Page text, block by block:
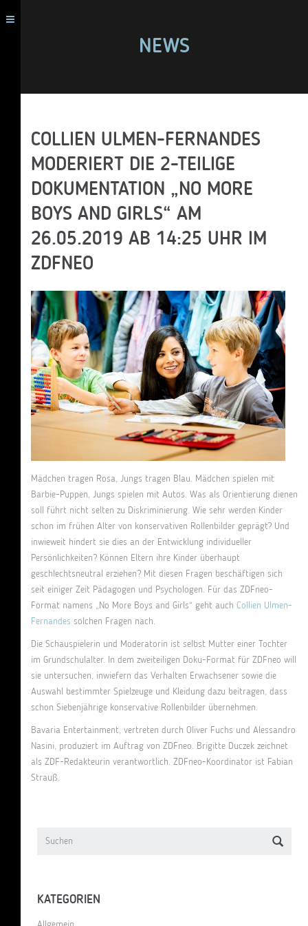
NEWS
COLLIEN ULMEN-FERNANDES
MODERIERT DIE 2-TEILIGE
DOKUMENTATION „NO MORE
BOYS AND GIRLS“ AM
26.05.2019 AB 14:25 UHR IM
ZDFNEO
Mädchen tragen Rosa, Jungs tragen Blau. Mädchen spielen mit
Barbie-Puppen, Jungs spielen mit Autos. Was als Orientierung dienen
soll führt nicht selten zu Diskriminierung. Wie sehr werden Kinder
schon im frühen Alter von konservativen Rollenbilder geprägt? Und
inwieweit hindert sie dies an der Entwicklung individueller
Persönlichkeiten? Können Eltern ihre Kinder überhaupt
geschlechtsneutral erziehen? Mit diesen Fragen beschäftigen sich
seit einiger Zeit Pädagogen und Psychologen. Für das ZDFneo-
Format namens „No More Boys and Girls“ geht auch Collien Ulmen-
Fernandes solchen Fragen nach.
Die Schauspielerin und Moderatorin ist selbst Mutter einer Tochter
im Grundschulalter. In dem zweiteiligen Doku-Format für ZDFneo will
sie untersuchen, inwiefern das Verhalten Erwachsener sowie die
Auswahl bestimmter Spielzeuge und Kleidung dazu beitragen, dass
schon Siebenjährige konservative Rollenbilder übernehmen.
Bavaria Entertainment, vertreten durch Oliver Fuchs und Alessandro
Nasini, produziert im Auftrag von ZDFneo. Brigitte Duczek zeichnet
als ZDF-Redakteurin verantwortlich. ZDFneo-Koordinator ist Fabian
Strauß.
KATEGORIEN